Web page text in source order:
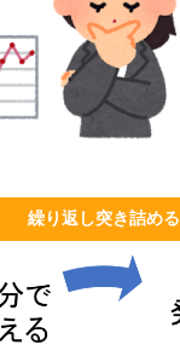
繰り返し突き詰める